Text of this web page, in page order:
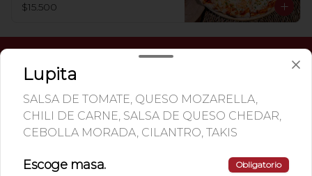
$15.500
Lupita
SALSA DE TOMATE, QUESO MOZARELLA,
CHILI DE CARNE, SALSA DE QUESO CHEDAR,
CEBOLLA MORADA, CILANTRO, TAKIS
Escoge masa. Obligatorio